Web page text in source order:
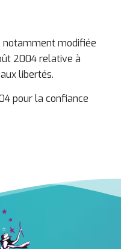
notamment modifiée
2004 relative à
libertés.
pour la confiance